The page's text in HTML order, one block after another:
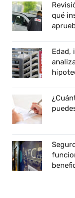
qué
Edad,